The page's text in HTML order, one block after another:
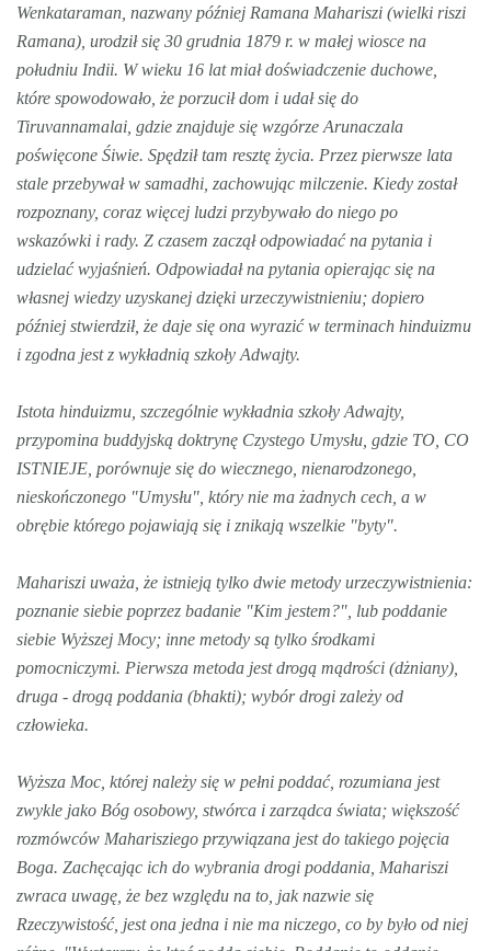
Wenkataraman, nazwany później Ramana Mahariszi (wielki riszi
Ramana), urodził się 30 grudnia 1879 r. w małej wiosce na
południu Indii. W wieku 16 lat miał doświadczenie duchowe,
które spowodowało, że porzucił dom i udał się do
Tiruvannamalai, gdzie znajduje się wzgórze Arunaczala
poświęcone Śiwie. Spędził tam resztę życia. Przez pierwsze lata
stale przebywał w samadhi, zachowując milczenie. Kiedy został
rozpoznany, coraz więcej ludzi przybywało do niego po
wskazówki i rady. Z czasem zaczął odpowiadać na pytania i
udzielać wyjaśnień. Odpowiadał na pytania opierając się na
własnej wiedzy uzyskanej dzięki urzeczywistnieniu; dopiero
później stwierdził, że daje się ona wyrazić w terminach hinduizmu
i zgodna jest z wykładnią szkoły Adwajty.
Istota hinduizmu, szczególnie wykładnia szkoły Adwajty,
przypomina buddyjską doktrynę Czystego Umysłu, gdzie TO, CO
ISTNIEJE, porównuje się do wiecznego, nienarodzonego,
nieskończonego "Umysłu", który nie ma żadnych cech, a w
obrębie którego pojawiają się i znikają wszelkie "byty".
Mahariszi uważa, że istnieją tylko dwie metody urzeczywistnienia:
poznanie siebie poprzez badanie "Kim jestem?", lub poddanie
siebie Wyższej Mocy; inne metody są tylko środkami
pomocniczymi. Pierwsza metoda jest drogą mądrości (dżniany),
druga - drogą poddania (bhakti); wybór drogi zależy od
człowieka.
Wyższa Moc, której należy się w pełni poddać, rozumiana jest
zwykle jako Bóg osobowy, stwórca i zarządca świata; większość
rozmówców Maharisziego przywiązana jest do takiego pojęcia
Boga. Zachęcając ich do wybrania drogi poddania, Mahariszi
zwraca uwagę, że bez względu na to, jak nazwie się
Rzeczywistość, jest ona jedna i nie ma niczego, co by było od niej